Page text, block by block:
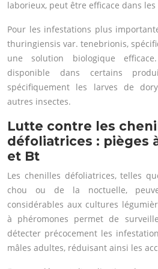
laborieux, peut être efficace dans
Pour les infestations plus
thuringiensis var. tenebrionis,
une solution biologique
disponible dans certains
spécifiquement les larves de
autres insectes.
Lutte contre les
défoliatrices : pièges
et Bt
Les chenilles défoliatrices, telles
chou ou de la noctuelle,
considérables aux cultures
à phéromones permet de
détecter précocement les
mâles adultes, réduisant ainsi les